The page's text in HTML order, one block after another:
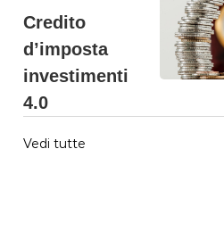
Credito
d’imposta
investimenti
4.0
Vedi tutte